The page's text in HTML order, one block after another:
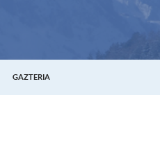
GAZTERIA